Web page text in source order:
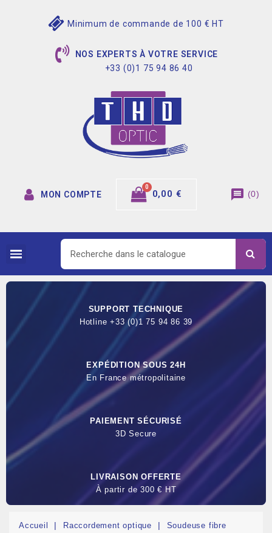
Minimum de commande de 100 € HT
NOS EXPERTS À VOTRE SERVICE
+33 (0)1 75 94 86 40
MON COMPTE 0,00 € message (0)
SUPPORT TECHNIQUE
Hotline +33 (0)1 75 94 86 39
EXPÉDITION SOUS 24H
En France métropolitaine
PAIEMENT SÉCURISÉ
3D Secure
LIVRAISON OFFERTE
À partir de 300 € HT
Accueil Raccordement optique
Soudeuse fibre